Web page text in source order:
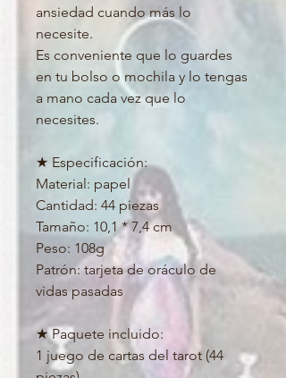
ansiedad cuando más lo
necesite.
Es conveniente que lo guardes
en tu bolso o mochila y lo tengas
a mano cada vez que lo
necesites.
★ Especificación:
Material: papel
Cantidad: 44 piezas
Tamaño: 10,1 * 7,4 cm
Peso: 108g
Patrón: tarjeta de oráculo de
vidas pasadas
★ Paquete incluido:
1 juego de cartas del tarot (44